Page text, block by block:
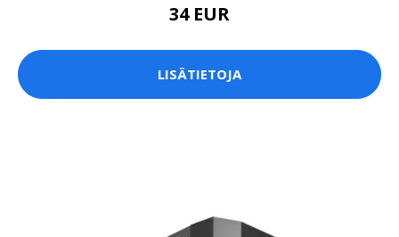
34 EUR
LISÄTIETOJA